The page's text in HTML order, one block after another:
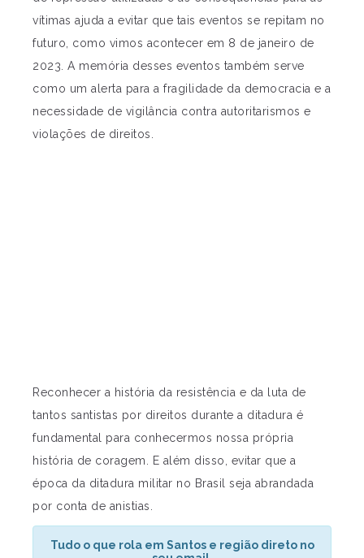
vítimas ajuda a evitar que tais eventos se repitam no
futuro, como vimos acontecer em 8 de janeiro de
2023. A memória desses eventos também serve
como um alerta para a fragilidade da democracia e a
necessidade de vigilância contra autoritarismos e
violações de direitos.
Reconhecer a história da resistência e da luta de
tantos santistas por direitos durante a ditadura é
fundamental para conhecermos nossa própria
história de coragem. E além disso, evitar que a
época da ditadura militar no Brasil seja abrandada
por conta de anistias.
Tudo o que rola em Santos e região direto no